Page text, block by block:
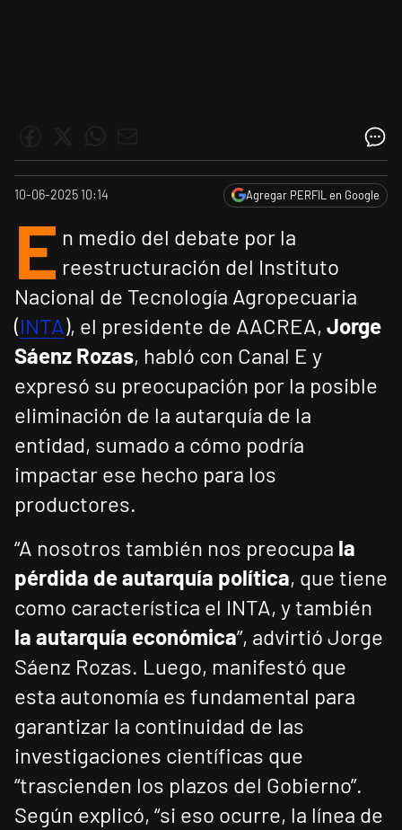
10-06-2025 10:14 Agregar PERFIL en Google
E n medio del debate por la
reestructuración del Instituto
Nacional de Tecnología Agropecuaria
(INTA), el presidente de AACREA, Jorge
Sáenz Rozas, habló con Canal E y
expresó su preocupación por la posible
eliminación de la autarquía de la
entidad, sumado a cómo podría
impactar ese hecho para los
productores.
“A nosotros también nos preocupa la
pérdida de autarquía política, que tiene
como característica el INTA, y también
la autarquía económica”, advirtió Jorge
Sáenz Rozas. Luego, manifestó que
esta autonomía es fundamental para
garantizar la continuidad de las
investigaciones científicas que
“trascienden los plazos del Gobierno”.
Según explicó, “si eso ocurre, la línea de